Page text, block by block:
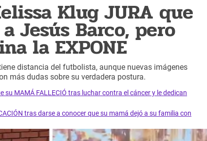
Klug JURA que
Jesús Barco, pero
la EXPONE
distancia del futbolista, aunque nuevas imágenes
más dudas sobre su verdadera postura.
su MAMÁ FALLECIÓ tras luchar contra el cáncer y le dedican
tras darse a conocer que su mamá dejó a su familia con